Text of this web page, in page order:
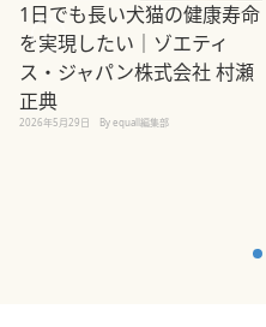
1日でも長い犬猫の健康寿命
を実現したい｜ゾエティ
ス・ジャパン株式会社 村瀬
正典
2026年5月29日 By equall編集部